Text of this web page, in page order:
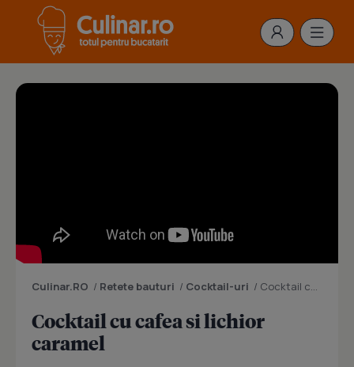
Culinar.RO / Retete bauturi / Cocktail-uri / Cocktail cu cafea si lichior caramel
Cocktail cu cafea si lichior
caramel